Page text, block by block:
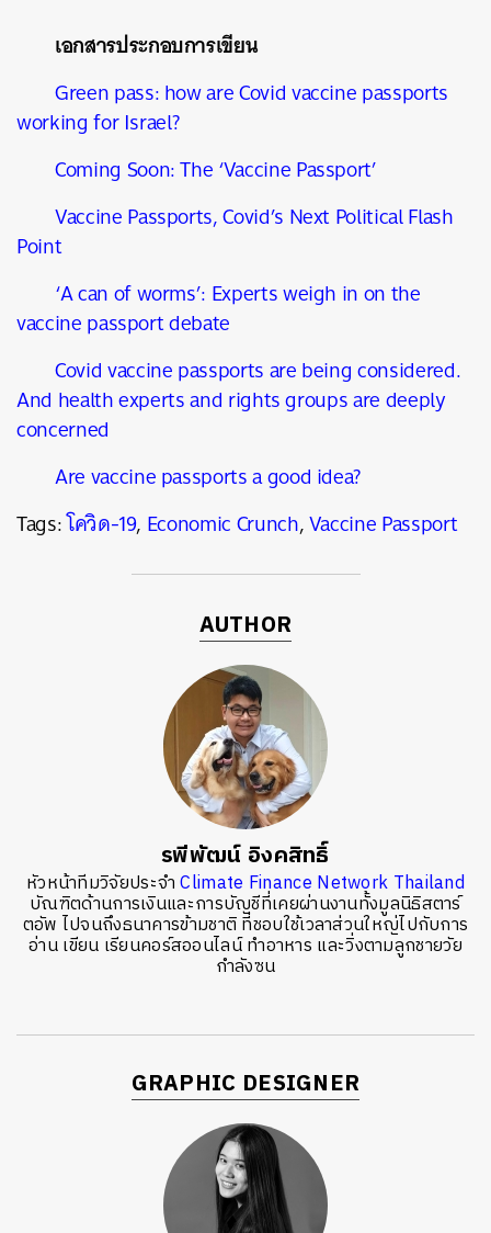
เอกสารประกอบการเขียน
Green pass: how are Covid vaccine passports
working for Israel?
Coming Soon: The ‘Vaccine Passport’
Vaccine Passports, Covid’s Next Political Flash
Point
‘A can of worms’: Experts weigh in on the
vaccine passport debate
Covid vaccine passports are being considered.
And health experts and rights groups are deeply
concerned
Are vaccine passports a good idea?
Tags:โควิด-19, Economic Crunch,Vaccine Passport
AUTHOR
รพีพัฒน์ อิงคสิทธิ์
หัวหน้าทีมวิจัยประจำClimate Finance Network Thailand
บัณฑิตด้านการเงินและการบัญชีที่เคยผ่านงานทั้งมูลนิธิสตาร์
ตอัพ ไปจนถึงธนาคารข้ามชาติ ที่ชอบใช้เวลาส่วนใหญ่ไปกับการ
อ่าน เขียน เรียนคอร์สออนไลน์ ทำอาหาร และวิ่งตามลูกชายวัย
กำลังซน
GRAPHIC DESIGNER